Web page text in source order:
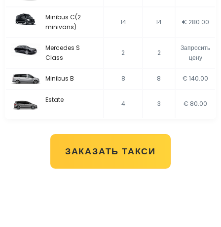
Minibus C(2
minivans)
14 14 € 280.00
Mercedes S
Class
2 2
Запросить
цену
Minibus B 8 8 € 140.00
Estate 4 3 € 80.00
ЗАКАЗАТЬ ТАКСИ